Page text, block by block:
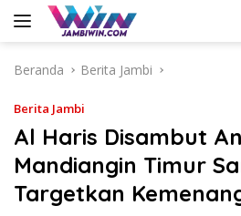
Langsung
Beranda
Berita Jambi
Berita Jambi
Al Haris Disambut
Mandiangin Timur
Targetkan